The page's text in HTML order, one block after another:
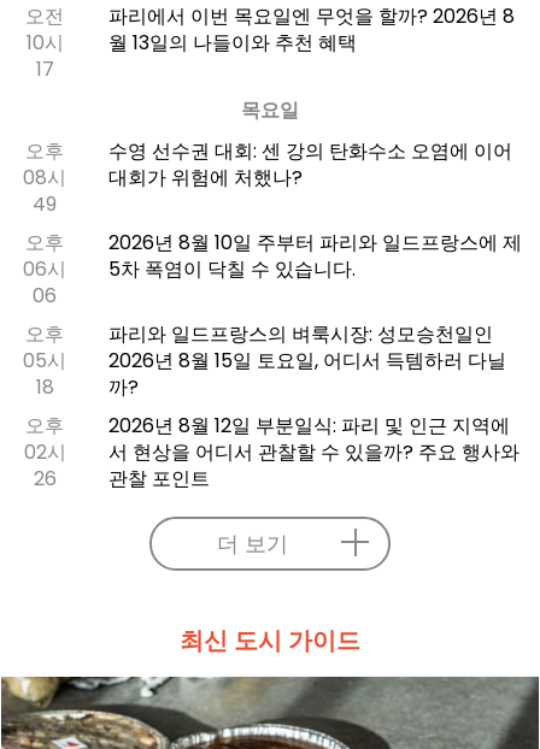
오전
10시
17
파리에서 이번 목요일엔 무엇을 할까? 2026년 8
월 13일의 나들이와 추천 혜택
목요일
오후
08시
49
수영 선수권 대회: 센 강의 탄화수소 오염에 이어
대회가 위험에 처했나?
오후
06시
06
2026년 8월 10일 주부터 파리와 일드프랑스에 제
5차 폭염이 닥칠 수 있습니다.
오후
05시
18
파리와 일드프랑스의 벼룩시장: 성모승천일인
2026년 8월 15일 토요일, 어디서 득템하러 다닐
까?
오후
02시
26
2026년 8월 12일 부분일식: 파리 및 인근 지역에
서 현상을 어디서 관찰할 수 있을까? 주요 행사와
관찰 포인트
더 보기
최신 도시 가이드